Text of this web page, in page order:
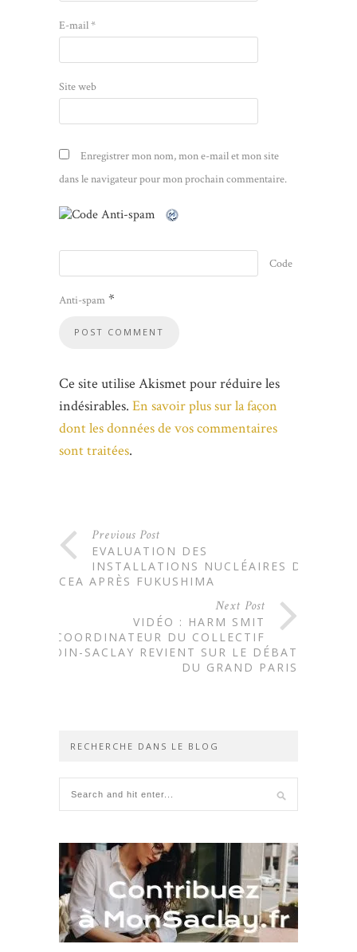
E-mail*
Site web
Enregistrer mon nom, mon e-mail et mon site
dans le navigateur pour mon prochain commentaire.
Code
Anti-spam *
Ce site utilise Akismet pour réduire les
indésirables. En savoir plus sur la façon
dont les données de vos commentaires
sont traitées.
Previous Post
EVALUATION DES
INSTALLATIONS NUCLÉAIRES DU
CEA APRÈS FUKUSHIMA
Next Post
VIDÉO : HARM SMIT
COORDINATEUR DU COLLECTIF
OIN-SACLAY REVIENT SUR LE DÉBAT
DU GRAND PARIS
RECHERCHE DANS LE BLOG